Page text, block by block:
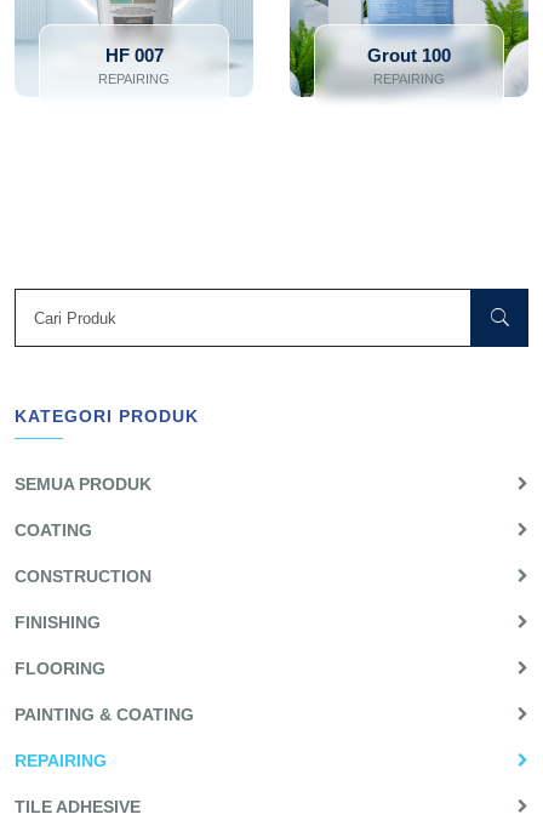
HF 007
REPAIRING
Grout 100
REPAIRING
KATEGORI PRODUK
SEMUA PRODUK
COATING
CONSTRUCTION
FINISHING
FLOORING
PAINTING & COATING
REPAIRING
TILE ADHESIVE